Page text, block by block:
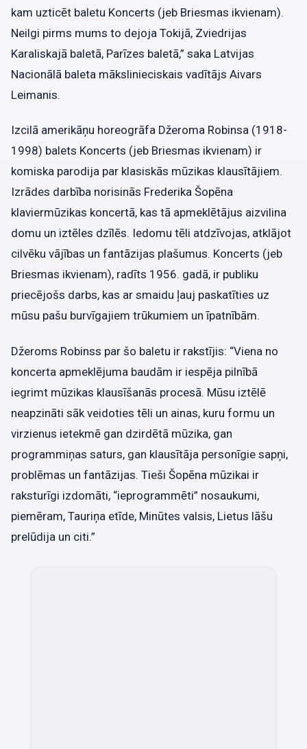
kam uzticēt baletu Koncerts (jeb Briesmas ikvienam).
Neilgi pirms mums to dejoja Tokijā, Zviedrijas
Karaliskajā baletā, Parīzes baletā,” saka Latvijas
Nacionālā baleta mākslinieciskais vadītājs Aivars
Leimanis.
Izcilā amerikāņu horeogrāfa Džeroma Robinsa (1918-
1998) balets Koncerts (jeb Briesmas ikvienam) ir
komiska parodija par klasiskās mūzikas klausītājiem.
Izrādes darbība norisinās Frederika Šopēna
klaviermūzikas koncertā, kas tā apmeklētājus aizvilina
domu un iztēles dzīlēs. Iedomu tēli atdzīvojas, atklājot
cilvēku vājības un fantāzijas plašumus. Koncerts (jeb
Briesmas ikvienam), radīts 1956. gadā, ir publiku
priecējošs darbs, kas ar smaidu ļauj paskatīties uz
mūsu pašu burvīgajiem trūkumiem un īpatnībām.
Džeroms Robinss par šo baletu ir rakstījis: “Viena no
koncerta apmeklējuma baudām ir iespēja pilnībā
iegrimt mūzikas klausīšanās procesā. Mūsu iztēlē
neapzināti sāk veidoties tēli un ainas, kuru formu un
virzienus ietekmē gan dzirdētā mūzika, gan
programmiņas saturs, gan klausītāja personīgie sapņi,
problēmas un fantāzijas. Tieši Šopēna mūzikai ir
raksturīgi izdomāti, “ieprogrammēti” nosaukumi,
piemēram, Tauriņa etīde, Minūtes valsis, Lietus lāšu
prelūdija un citi.”